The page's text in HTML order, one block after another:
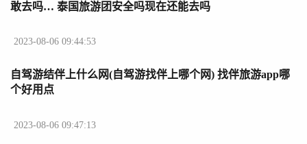
敢去吗… 泰国旅游团安全吗现在还能去吗
2023-08-06 09:44:53
自驾游结伴上什么网(自驾游找伴上哪个网) 找伴旅游app哪
个好用点
2023-08-06 09:47:13